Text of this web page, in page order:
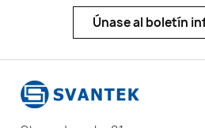
Únase al boletín